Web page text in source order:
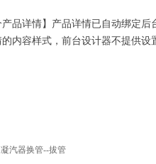
产品详情】产品详情已自动绑定
内容样式，前台设计器不提供设
凝汽器换管--拔管